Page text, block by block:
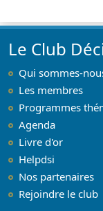
Le Club
Qui sommes-
Les membres
Programmes
Agenda
Livre d'or
Helpdsi
Nos partenaires
Rejoindre le club